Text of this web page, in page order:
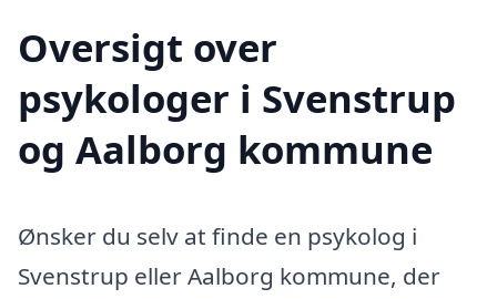
Oversigt over
psykologer i Svenstrup
og Aalborg kommune
Ønsker du selv at finde en psykolog i
Svenstrup eller Aalborg kommune, der